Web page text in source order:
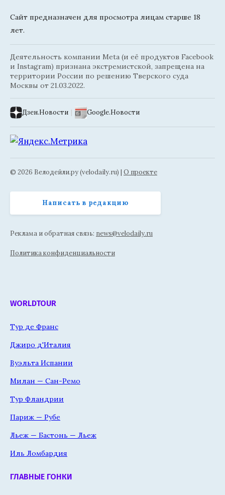
Сайт предназначен для просмотра лицам старше 18
лет.
Деятельность компании Meta (и её продуктов Facebook
и Instagram) признана экстремистской, запрещена на
территории России по решению Тверского суда
Москвы от 21.03.2022.
Дзен.Новости | Google.Новости
© 2026 Велодейли.ру (velodaily.ru) | О проекте
Написать в редакцию
Реклама и обратная связь: news@velodaily.ru
Политика конфиденциальности
WORLDTOUR
Тур де Франс
Джиро д'Италия
Вуэльта Испании
Милан — Сан-Ремо
Тур Фландрии
Париж — Рубе
Льеж — Бастонь — Льеж
Иль Ломбардия
ГЛАВНЫЕ ГОНКИ